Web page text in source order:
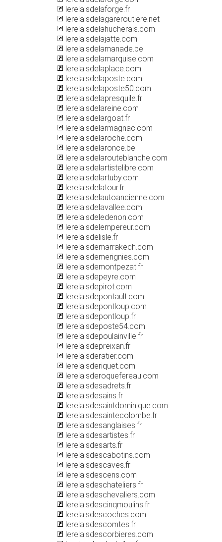
lerelaisdelaforge.fr
lerelaisdelagareroutiere.net
lerelaisdelahucherais.com
lerelaisdelajatte.com
lerelaisdelamanade.be
lerelaisdelamarquise.com
lerelaisdelaplace.com
lerelaisdelaposte.com
lerelaisdelaposte50.com
lerelaisdelapresquile.fr
lerelaisdelareine.com
lerelaisdelargoat.fr
lerelaisdelarmagnac.com
lerelaisdelaroche.com
lerelaisdelaronce.be
lerelaisdelarouteblanche.com
lerelaisdelartistelibre.com
lerelaisdelartuby.com
lerelaisdelatour.fr
lerelaisdelautoancienne.com
lerelaisdelavallee.com
lerelaisdeledenon.com
lerelaisdelempereur.com
lerelaisdelisle.fr
lerelaisdemarrakech.com
lerelaisdemerignies.com
lerelaisdemontpezat.fr
lerelaisdepeyre.com
lerelaisdepirot.com
lerelaisdepontault.com
lerelaisdepontloup.com
lerelaisdepontloup.fr
lerelaisdeposte54.com
lerelaisdepoulainville.fr
lerelaisdepreixan.fr
lerelaisderatier.com
lerelaisderiquet.com
lerelaisderoquefereau.com
lerelaisdesadrets.fr
lerelaisdesains.fr
lerelaisdesaintdominique.com
lerelaisdesaintecolombe.fr
lerelaisdesanglaises.fr
lerelaisdesartistes.fr
lerelaisdesarts.fr
lerelaisdescabotins.com
lerelaisdescaves.fr
lerelaisdescens.com
lerelaisdeschateliers.fr
lerelaisdeschevaliers.com
lerelaisdescinqmoulins.fr
lerelaisdescoches.com
lerelaisdescomtes.fr
lerelaisdescorbieres.com